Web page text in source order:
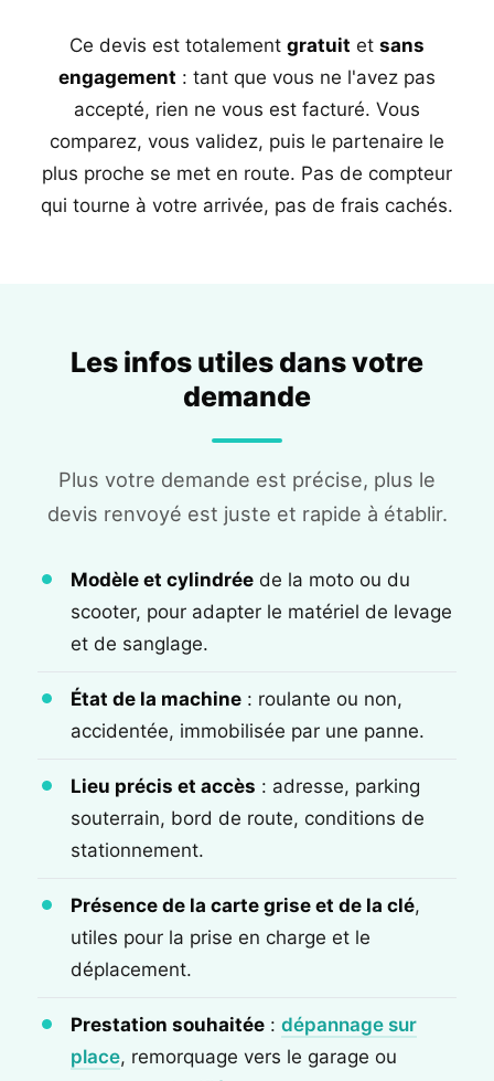
Ce devis est totalement gratuit et sans
engagement : tant que vous ne l'avez pas
accepté, rien ne vous est facturé. Vous
comparez, vous validez, puis le partenaire le
plus proche se met en route. Pas de compteur
qui tourne à votre arrivée, pas de frais cachés.
Les infos utiles dans votre
demande
Plus votre demande est précise, plus le
devis renvoyé est juste et rapide à établir.
Modèle et cylindrée de la moto ou du
scooter, pour adapter le matériel de levage
et de sanglage.
État de la machine : roulante ou non,
accidentée, immobilisée par une panne.
Lieu précis et accès : adresse, parking
souterrain, bord de route, conditions de
stationnement.
Présence de la carte grise et de la clé,
utiles pour la prise en charge et le
déplacement.
Prestation souhaitée : dépannage sur
place, remorquage vers le garage ou